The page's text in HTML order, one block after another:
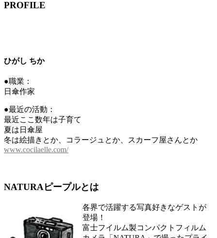
PROFILE
ひがし ちか
●職業：
日傘作家
●最近の活動：
最近ここ数年は子育て
夏は日傘屋
冬は絵描きとか、コラージュとか、スカーフ屋さんとか
www.cocilaelle.com/
NATURAピープルとは
各界で活躍する写真好きなゲストが
登場！
富士フイルム製コンパクトフィルム